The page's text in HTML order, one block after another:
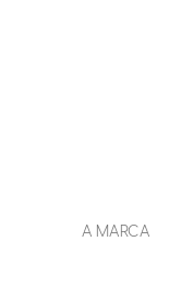
A MARCA